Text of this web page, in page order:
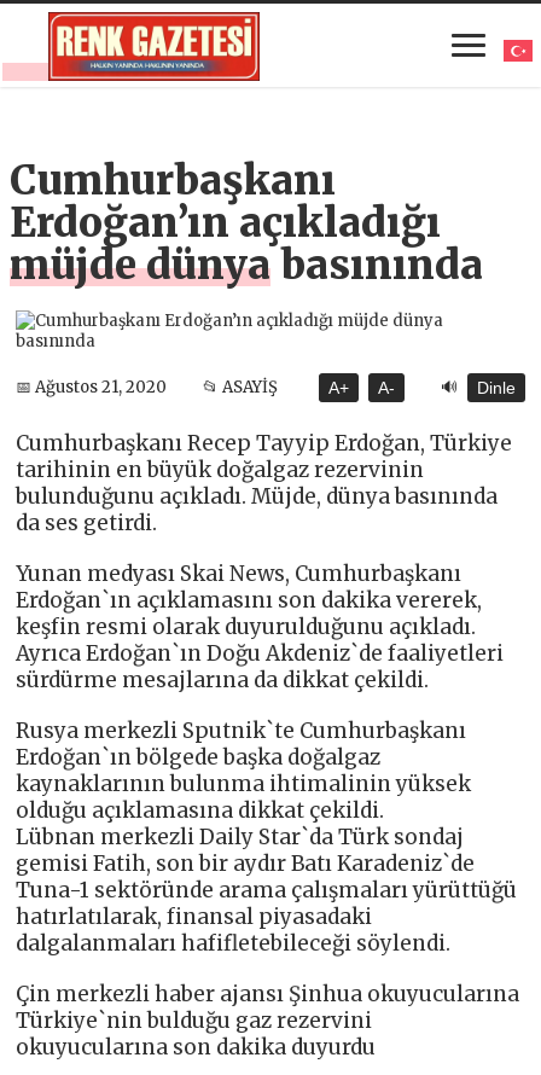
Cumhurbaşkanı
Erdoğan’ın açıkladığı
müjde dünya basınında
📅 Ağustos 21, 2020 📂 ASAYİŞ A+ A- 🔊 Dinle
Cumhurbaşkanı Recep Tayyip Erdoğan, Türkiye
tarihinin en büyük doğalgaz rezervinin
bulunduğunu açıkladı. Müjde, dünya basınında
da ses getirdi.
Yunan medyası Skai News, Cumhurbaşkanı
Erdoğan`ın açıklamasını son dakika vererek,
keşfin resmi olarak duyurulduğunu açıkladı.
Ayrıca Erdoğan`ın Doğu Akdeniz`de faaliyetleri
sürdürme mesajlarına da dikkat çekildi.
Rusya merkezli Sputnik`te Cumhurbaşkanı
Erdoğan`ın bölgede başka doğalgaz
kaynaklarının bulunma ihtimalinin yüksek
olduğu açıklamasına dikkat çekildi.
Lübnan merkezli Daily Star`da Türk sondaj
gemisi Fatih, son bir aydır Batı Karadeniz`de
Tuna-1 sektöründe arama çalışmaları yürüttüğü
hatırlatılarak, finansal piyasadaki
dalgalanmaları hafifletebileceği söylendi.
Çin merkezli haber ajansı Şinhua okuyucularına
Türkiye`nin bulduğu gaz rezervini
okuyucularına son dakika duyurdu